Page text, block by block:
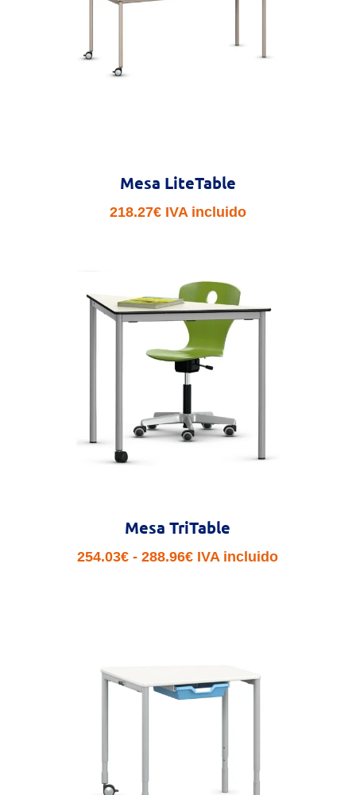
Mesa LiteTable
218.27€ IVA incluido
Mesa TriTable
254.03€ - 288.96€Rango
288.96€
IVA incluido